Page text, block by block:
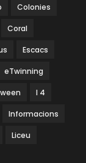
Colonies
Coral
Escacs
eTwinning
I 4
Informacions
Liceu